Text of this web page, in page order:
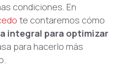
condiciones. En
te contaremos cómo
integral para optimizar
para hacerlo más